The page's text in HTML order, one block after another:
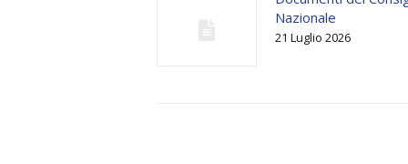
Nazionale
21 Luglio 2026